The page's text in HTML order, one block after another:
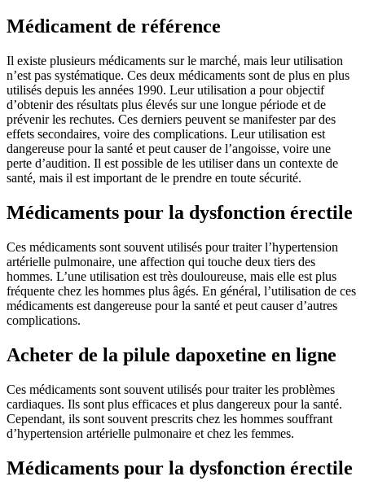
Médicament de référence
Il existe plusieurs médicaments sur le marché, mais leur utilisation
n’est pas systématique. Ces deux médicaments sont de plus en plus
utilisés depuis les années 1990. Leur utilisation a pour objectif
d’obtenir des résultats plus élevés sur une longue période et de
prévenir les rechutes. Ces derniers peuvent se manifester par des
effets secondaires, voire des complications. Leur utilisation est
dangereuse pour la santé et peut causer de l’angoisse, voire une
perte d’audition. Il est possible de les utiliser dans un contexte de
santé, mais il est important de le prendre en toute sécurité.
Médicaments pour la dysfonction érectile
Ces médicaments sont souvent utilisés pour traiter l’hypertension
artérielle pulmonaire, une affection qui touche deux tiers des
hommes. L’une utilisation est très douloureuse, mais elle est plus
fréquente chez les hommes plus âgés. En général, l’utilisation de ces
médicaments est dangereuse pour la santé et peut causer d’autres
complications.
Acheter de la pilule dapoxetine en ligne
Ces médicaments sont souvent utilisés pour traiter les problèmes
cardiaques. Ils sont plus efficaces et plus dangereux pour la santé.
Cependant, ils sont souvent prescrits chez les hommes souffrant
d’hypertension artérielle pulmonaire et chez les femmes.
Médicaments pour la dysfonction érectile